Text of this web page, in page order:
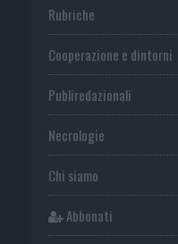
Rubriche
Cooperazione e dintorni
Publiredazionali
Necrologie
Chi siamo
Abbonati